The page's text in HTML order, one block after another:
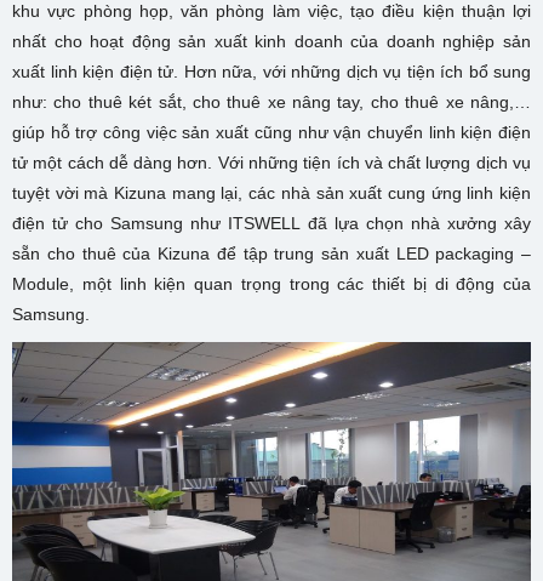
khu vực phòng họp, văn phòng làm việc, tạo điều kiện thuận lợi
nhất cho hoạt động sản xuất kinh doanh của doanh nghiệp sản
xuất linh kiện điện tử. Hơn nữa, với những dịch vụ tiện ích bổ sung
như: cho thuê két sắt, cho thuê xe nâng tay, cho thuê xe nâng,…
giúp hỗ trợ công việc sản xuất cũng như vận chuyển linh kiện điện
tử một cách dễ dàng hơn. Với những tiện ích và chất lượng dịch vụ
tuyệt vời mà Kizuna mang lại, các nhà sản xuất cung ứng linh kiện
điện tử cho Samsung như ITSWELL đã lựa chọn nhà xưởng xây
sẵn cho thuê của Kizuna để tập trung sản xuất LED packaging –
Module, một linh kiện quan trọng trong các thiết bị di động của
Samsung.